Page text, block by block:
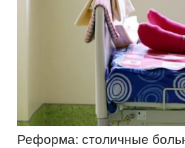
Реформа: столичные